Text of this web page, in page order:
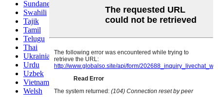
Sundanese
Swahili
Tajik
Tamil
Telugu
Thai
Ukrainian
Urdu
Uzbek
Vietnamese
Welsh